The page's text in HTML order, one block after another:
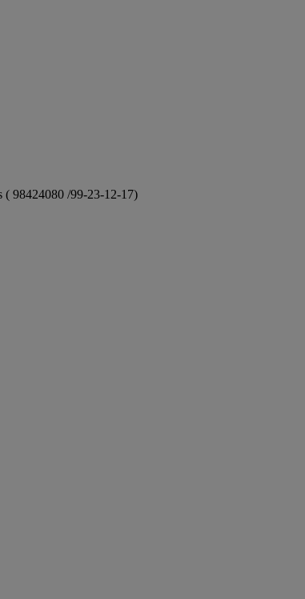
( 98424080 /99-23-12-17)